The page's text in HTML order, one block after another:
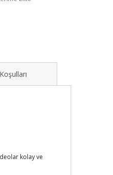
kolay ve